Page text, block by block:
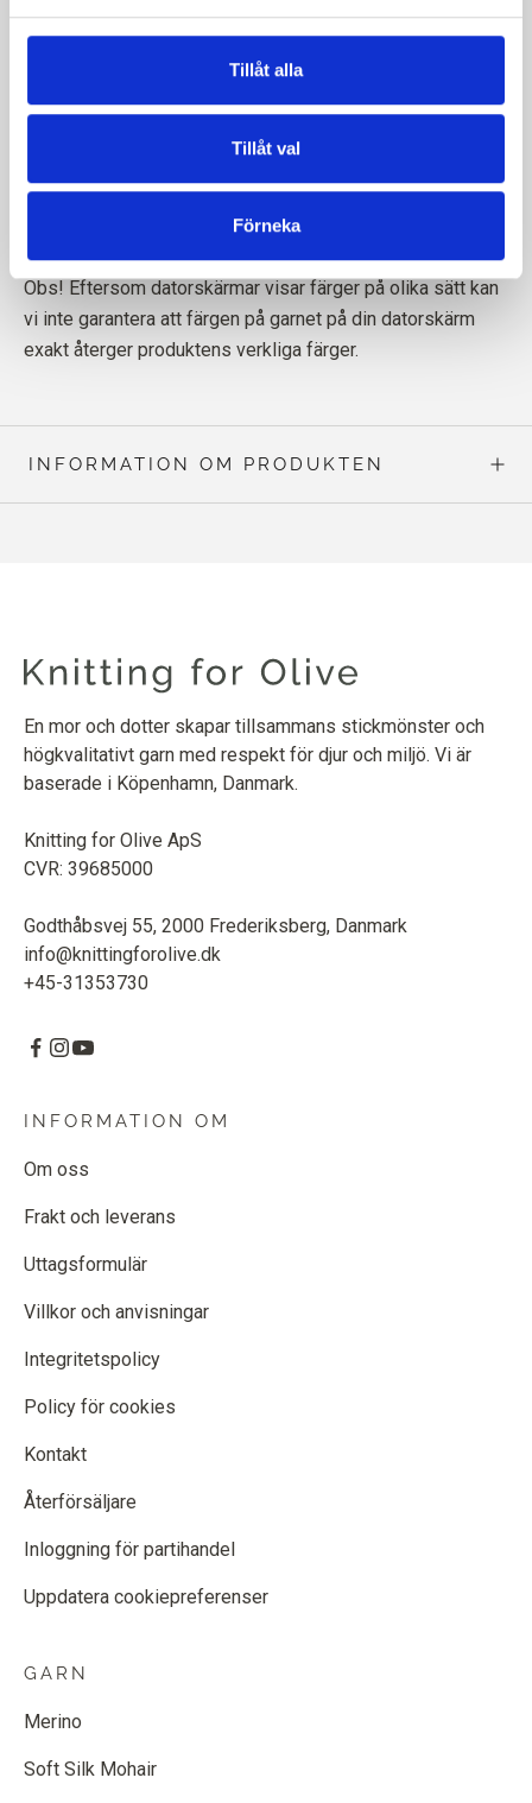
Tillåt alla
Tillåt val
Förneka
som är fritt från skadliga kemikalier.
Obs! Eftersom datorskärmar visar färger på olika sätt kan
vi inte garantera att färgen på garnet på din datorskärm
exakt återger produktens verkliga färger.
INFORMATION OM PRODUKTEN
En mor och dotter skapar tillsammans stickmönster och
högkvalitativt garn med respekt för djur och miljö. Vi är
baserade i Köpenhamn, Danmark.
Knitting for Olive ApS
CVR: 39685000
Godthåbsvej 55, 2000 Frederiksberg, Danmark
info@knittingforolive.dk
+45-31353730
INFORMATION OM
Om oss
Frakt och leverans
Uttagsformulär
Villkor och anvisningar
Integritetspolicy
Policy för cookies
Kontakt
Återförsäljare
Inloggning för partihandel
Uppdatera cookiepreferenser
GARN
Merino
Soft Silk Mohair